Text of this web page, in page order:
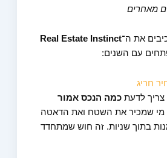
מאחרים
Real Estate Instinct
עם השנים:
צריך לדעת כמה הנכס אמור
מי שמכיר את השטח ואת הדאטה
בתוך שניות. זה חוש שמתחדד